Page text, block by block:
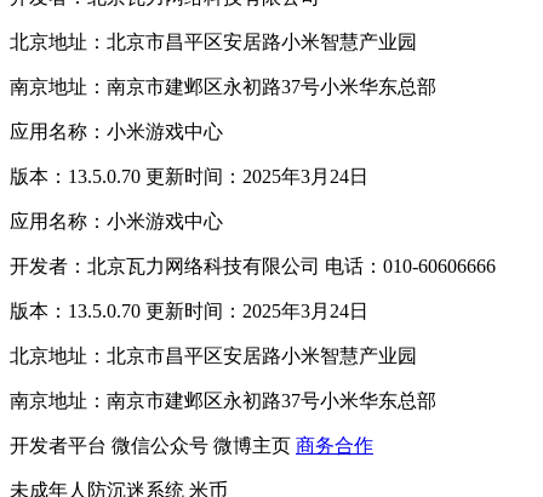
北京地址：北京市昌平区安居路小米智慧产业园
南京地址：南京市建邺区永初路37号小米华东总部
应用名称：小米游戏中心
版本：13.5.0.70 更新时间：2025年3月24日
应用名称：小米游戏中心
开发者：北京瓦力网络科技有限公司 电话：010-60606666
版本：13.5.0.70 更新时间：2025年3月24日
北京地址：北京市昌平区安居路小米智慧产业园
南京地址：南京市建邺区永初路37号小米华东总部
开发者平台 微信公众号 微博主页 商务合作
未成年人防沉迷系统 米币